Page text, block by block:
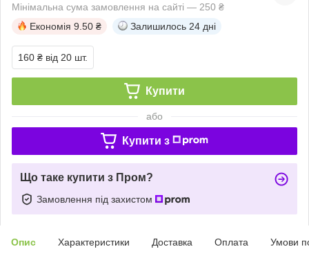
Мінімальна сума замовлення на сайті — 250 ₴
Економія 9.50 ₴ Залишилось 24 дні
160 ₴ від 20 шт.
Купити
або
Купити з
Що таке купити з Пром?
Замовлення під захистом
Опис Характеристики Доставка Оплата Умови